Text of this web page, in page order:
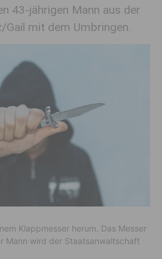
43-jährigen Mann aus der
Gail mit dem Umbringen.
Klappmesser herum. Das Messer
Mann wird der Staatsanwaltschaft